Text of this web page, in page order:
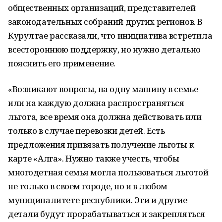
общественных организаций, представителей
законодательных собраний других регионов. В
Курултае рассказали, что инициатива встретила
всестороннюю поддержку, но нужно детально
пояснить его применение.
«Возникают вопросы, на одну машину в семье
или на каждую должна распространяться
льгота, все время она должна действовать или
только в случае перевозки детей. Есть
предложения привязать получение льготы к
карте «Алга». Нужно также учесть, чтобы
многодетная семья могла пользоваться льготой
не только в своем городе, но и в любом
муниципалитете республики. Эти и другие
детали будут прорабатываться и закрепляться